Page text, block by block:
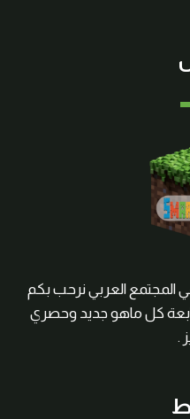
المجتمع العربي نرحب بكم
كل ماهو جديد وحصري
.